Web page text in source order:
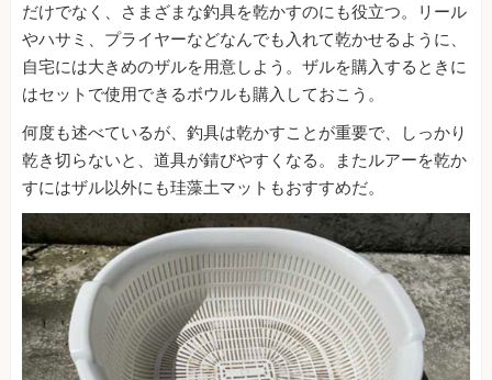
だけでなく、さまざまな釣具を乾かすのにも役立つ。リール
やハサミ、プライヤーなどなんでも入れて乾かせるように、
自宅には大きめのザルを用意しよう。ザルを購入するときに
はセットで使用できるボウルも購入しておこう。
何度も述べているが、釣具は乾かすことが重要で、しっかり
乾き切らないと、道具が錆びやすくなる。またルアーを乾か
すにはザル以外にも珪藻土マットもおすすめだ。